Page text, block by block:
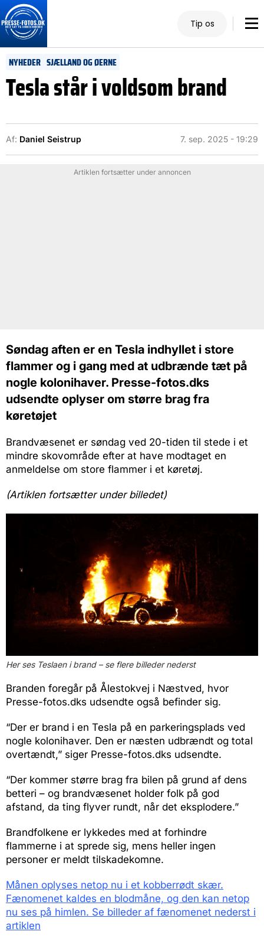
Tip os
NYHEDER SJÆLLAND OG ØERNE
Tesla står i voldsom brand
Af: Daniel Seistrup 7. sep. 2025 - 19:29
Artiklen fortsætter under annoncen
Søndag aften er en Tesla indhyllet i store
flammer og i gang med at udbrænde tæt på
nogle kolonihaver. Presse-fotos.dks
udsendte oplyser om større brag fra
køretøjet
Brandvæsenet er søndag ved 20-tiden til stede i et
mindre skovområde efter at have modtaget en
anmeldelse om store flammer i et køretøj.
(Artiklen fortsætter under billedet)
Her ses Teslaen i brand – se flere billeder nederst
Branden foregår på Ålestokvej i Næstved, hvor
Presse-fotos.dks udsendte også befinder sig.
“Der er brand i en Tesla på en parkeringsplads ved
nogle kolonihaver. Den er næsten udbrændt og total
overtændt,” siger Presse-fotos.dks udsendte.
“Der kommer større brag fra bilen på grund af dens
betteri – og brandvæsenet holder folk på god
afstand, da ting flyver rundt, når det eksplodere.”
Brandfolkene er lykkedes med at forhindre
flammerne i at sprede sig, mens heller ingen
personer er meldt tilskadekomne.
Månen oplyses netop nu i et kobberrødt skær.
Fænomenet kaldes en blodmåne, og den kan netop
nu ses på himlen. Se billeder af fænomenet nederst i
artiklen